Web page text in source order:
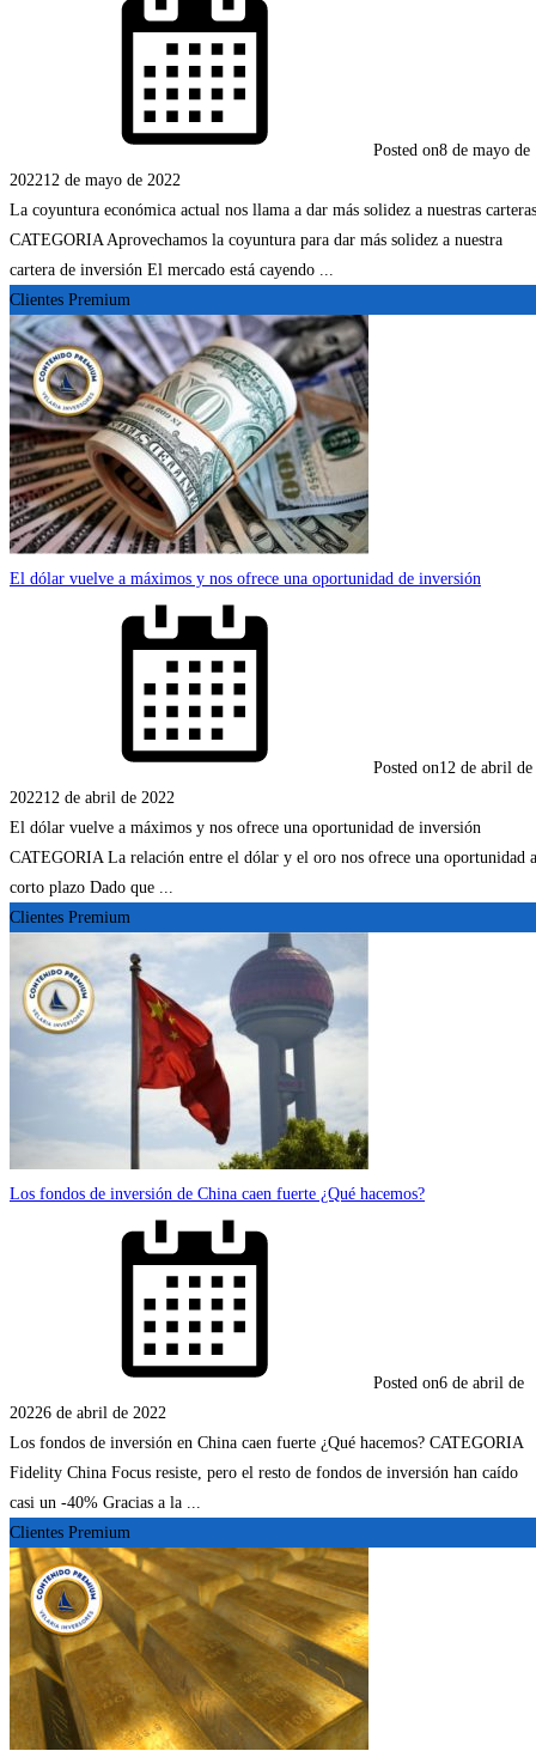
Posted on8 de mayo de
202212 de mayo de 2022
La coyuntura económica actual nos llama a dar más solidez a nuestras carteras
CATEGORIA Aprovechamos la coyuntura para dar más solidez a nuestra
cartera de inversión El mercado está cayendo ...
Clientes Premium
El dólar vuelve a máximos y nos ofrece una oportunidad de inversión
Posted on12 de abril de
202212 de abril de 2022
El dólar vuelve a máximos y nos ofrece una oportunidad de inversión
CATEGORIA La relación entre el dólar y el oro nos ofrece una oportunidad a
corto plazo Dado que ...
Clientes Premium
Los fondos de inversión de China caen fuerte ¿Qué hacemos?
Posted on6 de abril de
20226 de abril de 2022
Los fondos de inversión en China caen fuerte ¿Qué hacemos? CATEGORIA
Fidelity China Focus resiste, pero el resto de fondos de inversión han caído
casi un -40% Gracias a la ...
Clientes Premium